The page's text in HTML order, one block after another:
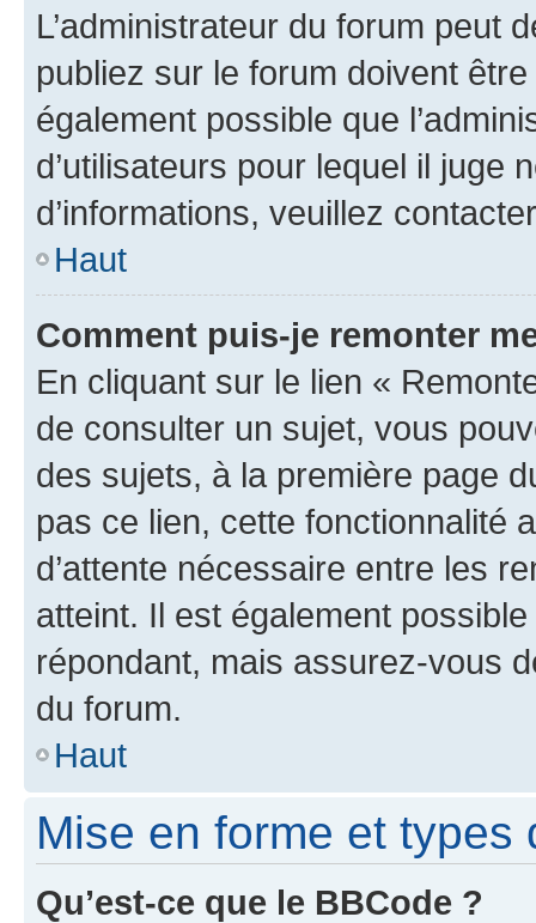
L’administrateur du forum peut
publiez sur le forum doivent
également possible que
d’utilisateurs pour lequel il juge
d’informations, veuillez
Haut
Comment puis-je remonter
En cliquant sur le lien «
de consulter un sujet, vous
des sujets, à la première page
pas ce lien, cette fonctionnalité
d’attente nécessaire entre les
atteint. Il est également
répondant, mais assurez-vous
du forum.
Haut
Mise en forme et types
Qu’est-ce que le BBCode ?